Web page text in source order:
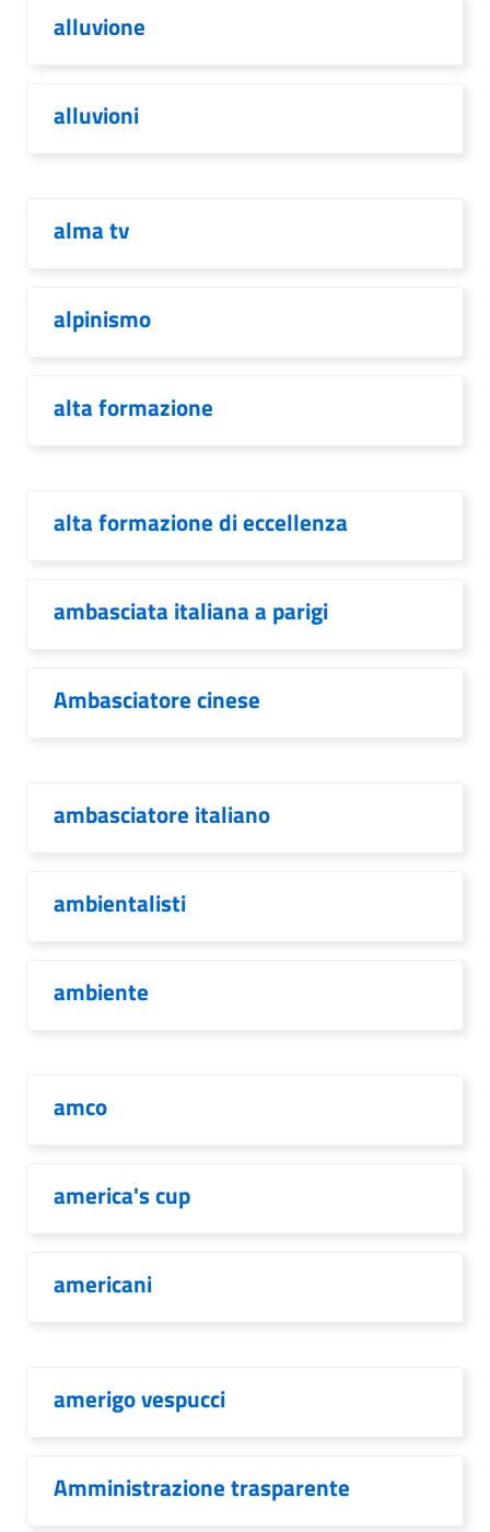
alluvione
alluvioni
alma tv
alpinismo
alta formazione
alta formazione di eccellenza
ambasciata italiana a parigi
Ambasciatore cinese
ambasciatore italiano
ambientalisti
ambiente
amco
america's cup
americani
amerigo vespucci
Amministrazione trasparente